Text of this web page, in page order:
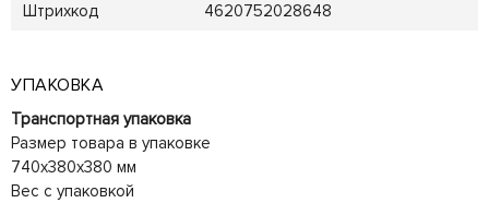
Штрихкод
4620752028648
УПАКОВКА
Транспортная упаковка
Размер товара в упаковке
740x380x380 мм
Вес с упаковкой